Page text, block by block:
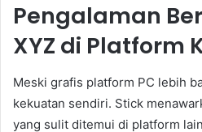
Pengalaman
XYZ di Platform
Meski grafis platform PC lebih
kekuatan sendiri. Stick
yang sulit ditemui di platform